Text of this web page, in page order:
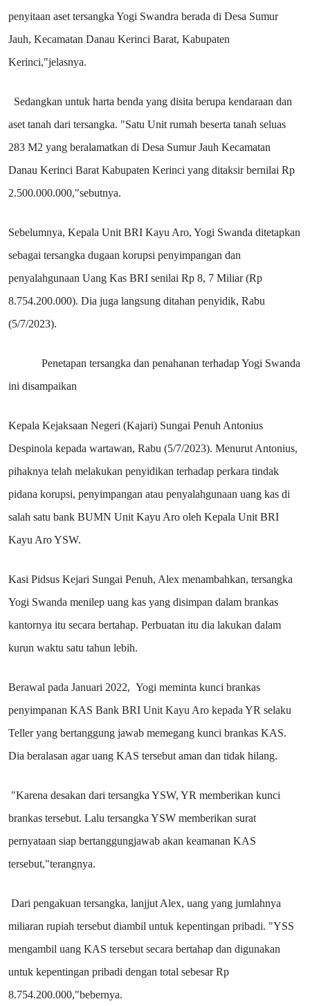
penyitaan aset tersangka Yogi Swandra berada di Desa Sumur
Jauh, Kecamatan Danau Kerinci Barat, Kabupaten
Kerinci,"jelasnya.
Sedangkan untuk harta benda yang disita berupa kendaraan dan
aset tanah dari tersangka. "Satu Unit rumah beserta tanah seluas
283 M2 yang beralamatkan di Desa Sumur Jauh Kecamatan
Danau Kerinci Barat Kabupaten Kerinci yang ditaksir bernilai Rp
2.500.000.000,"sebutnya.
Sebelumnya, Kepala Unit BRI Kayu Aro, Yogi Swanda ditetapkan
sebagai tersangka dugaan korupsi penyimpangan dan
penyalahgunaan Uang Kas BRI senilai Rp 8, 7 Miliar(Rp
8.754.200.000). Dia juga langsung ditahan penyidik, Rabu
(5/7/2023).
Penetapan tersangka dan penahanan terhadap Yogi Swanda
ini disampaikan
Kepala Kejaksaan Negeri (Kajari) Sungai Penuh Antonius
Despinola kepada wartawan, Rabu (5/7/2023). Menurut Antonius,
pihaknya telah melakukan penyidikan terhadap perkara tindak
pidana korupsi, penyimpangan atau penyalahgunaan uang kas di
salah satu bank BUMN Unit Kayu Aro oleh Kepala Unit BRI
Kayu Aro YSW.
Kasi Pidsus Kejari Sungai Penuh, Alex menambahkan, tersangka
Yogi Swanda menilep uang kas yang disimpan dalam brankas
kantornya itu secara bertahap. Perbuatan itu dia lakukan dalam
kurun waktu satu tahun lebih.
Berawal pada Januari 2022, Yogi meminta kunci brankas
penyimpanan KAS Bank BRI Unit Kayu Aro kepada YR selaku
Teller yang bertanggung jawab memegang kunci brankas KAS.
Dia beralasan agar uang KAS tersebut aman dan tidak hilang.
"Karena desakan dari tersangka YSW, YR memberikan kunci
brankas tersebut. Lalu tersangka YSW memberikan surat
pernyataan siap bertanggungjawab akan keamanan KAS
tersebut,"terangnya.
Dari pengakuan tersangka, lanjjut Alex, uang yang jumlahnya
miliaran rupiah tersebut diambil untuk kepentingan pribadi. "YSS
mengambil uang KAS tersebut secara bertahap dan digunakan
untuk kepentingan pribadi dengan total sebesar Rp
8.754.200.000,"bebernya.